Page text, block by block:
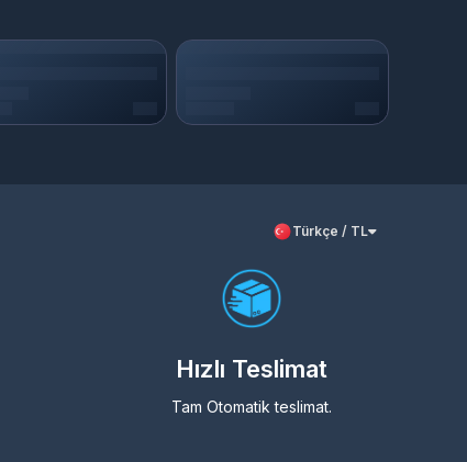
Türkçe / TL
Hızlı Teslimat
Tam Otomatik teslimat.